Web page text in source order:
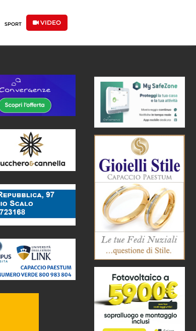
SPORT VIDEO